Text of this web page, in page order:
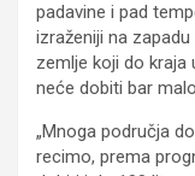
padavine i pad
izraženiji na
zemlje koji do kraja
neće dobiti bar
„Mnoga područja
recimo, prema